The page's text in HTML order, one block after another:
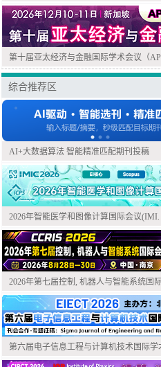
第十届亚太经济与金融国际学术会议（
综合推荐区
AI+大数据算法 智能精准匹配期刊投稿
2026年智能医学和图像计算国际会议(IMI.
2026年第七届控制, 机器人与智能系统国
第六届电子信息工程与计算机技术国际学